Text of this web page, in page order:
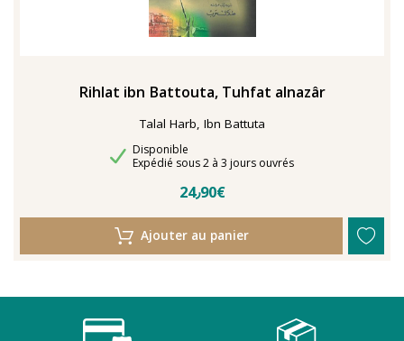
Rihlat ibn Battouta, Tuhfat alnazâr
Talal Harb, Ibn Battuta
Disponibilité
Disponible
Délais de livraison
Expédié sous 2 à 3 jours ouvrés
24٫90€
Ajouter au panier